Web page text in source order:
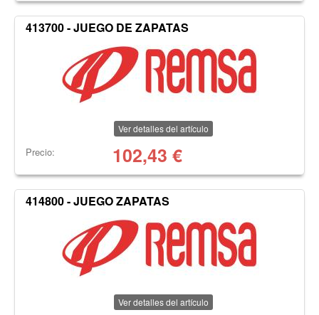
413700 - JUEGO DE ZAPATAS
Ver detalles del artículo
Precio: 102,43 €
414800 - JUEGO ZAPATAS
Ver detalles del artículo